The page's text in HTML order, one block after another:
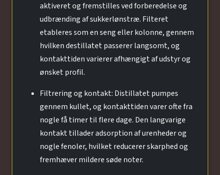
aktiveret og fremstilles ved forberedelse og
udbrænding af sukkerlønstræ. Filteret
etableres som en seng eller kolonne, gennem
hvilken destillatet passerer langsomt, og
kontakttiden varierer afhængigt af udstyr og
ønsket profil.
Filtrering og kontakt: Distillatet pumpes
gennem kullet, og kontakttiden varer ofte fra
nogle få timer til flere dage. Den langvarige
kontakt tillader adsorption af urenheder og
nogle fenoler, hvilket reducerer skarphed og
fremhæver mildere søde noter.